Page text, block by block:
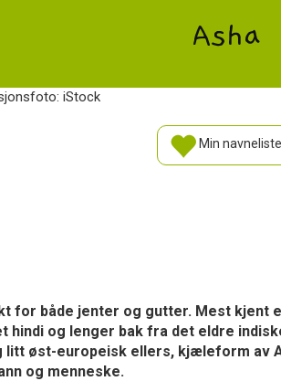
Asha
iStock
Min navneliste
for både jenter og gutter. Mest kjent
hindi og lenger bak fra det eldre
litt øst-europeisk ellers, kjæleform av
og menneske.